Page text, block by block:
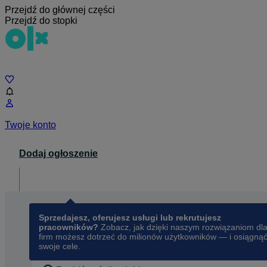
Przejdź do głównej części
Przejdź do stopki
Twoje konto
Dodaj ogłoszenie
Sprzedajesz, oferujesz usługi lub rekrutujesz
pracowników? Zobacz, jak dzięki naszym rozwiązaniom dla
firm możesz dotrzeć do milionów użytkowników — i osiągnąć
swoje cele.